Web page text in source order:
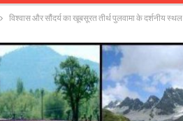
विश्वास और सौंदर्य का खूबसूरत तीर्थ पुलवामा के दर्शनीय स्‍थल